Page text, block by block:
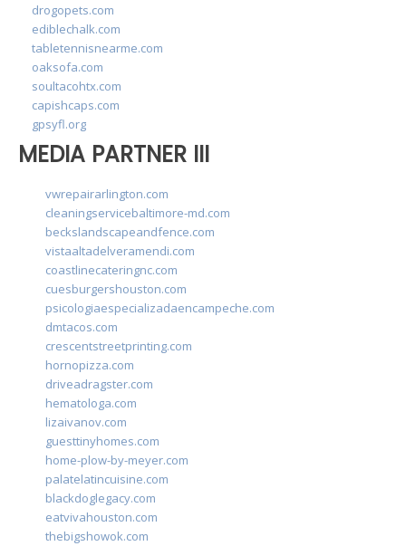
drogopets.com
ediblechalk.com
tabletennisnearme.com
oaksofa.com
soultacohtx.com
capishcaps.com
gpsyfl.org
MEDIA PARTNER III
vwrepairarlington.com
cleaningservicebaltimore-md.com
beckslandscapeandfence.com
vistaaltadelveramendi.com
coastlinecateringnc.com
cuesburgershouston.com
psicologiaespecializadaencampeche.com
dmtacos.com
crescentstreetprinting.com
hornopizza.com
driveadragster.com
hematologa.com
lizaivanov.com
guesttinyhomes.com
home-plow-by-meyer.com
palatelatincuisine.com
blackdoglegacy.com
eatvivahouston.com
thebigshowok.com